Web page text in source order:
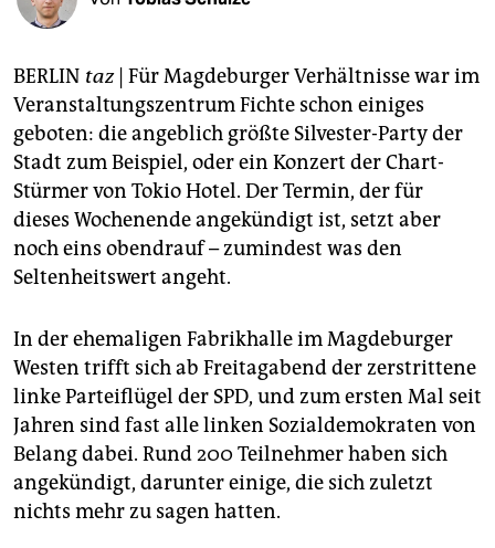
fragen & hilfe
unterstützen
abo
genossenschaft
epaper login
BERLIN taz | Für Magdeburger Verhältnisse war im
Veranstaltungszentrum Fichte schon einiges
geboten: die angeblich größte Silvester-Party der
Stadt zum Beispiel, oder ein Konzert der Chart-
Stürmer von Tokio Hotel. Der Termin, der für
dieses Wochenende angekündigt ist, setzt aber
noch eins obendrauf – zumindest was den
Seltenheitswert angeht.
In der ehemaligen Fabrikhalle im Magdeburger
Westen trifft sich ab Freitagabend der zerstrittene
linke Parteiflügel der SPD, und zum ersten Mal seit
Jahren sind fast alle linken Sozialdemokraten von
Belang dabei. Rund 200 Teilnehmer haben sich
angekündigt, darunter einige, die sich zuletzt
nichts mehr zu sagen hatten.